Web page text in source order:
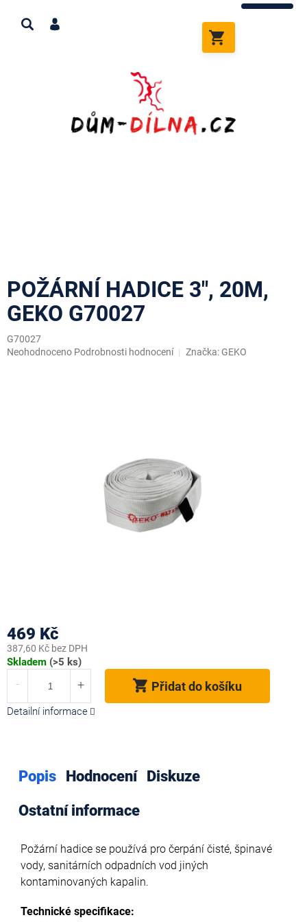
obsah
KOŠÍK
POŽÁRNÍ HADICE 3", 20M,
GEKO G70027
G70027
Průměrné
Neohodnoceno Podrobnosti hodnocení Značka: GEKO
469 Kč
387,60 Kč bez DPH
Měrná
Skladem (>5 ks)
Přidat do košíku
Detailní informace
Popis Hodnocení
Diskuze
Ostatní informace
Požární hadice se používá pro čerpání čisté, špinavé
vody, sanitárních odpadních vod jiných
kontaminovaných kapalin.
Technické specifikace: